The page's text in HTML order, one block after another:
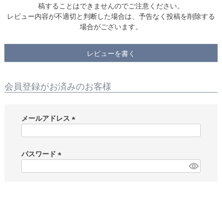
稿することはできませんのでご注意ください。
レビュー内容が不適切と判断した場合は、予告なく投稿を削除する
場合がございます。
レビューを書く
会員登録がお済みのお客様
メールアドレス
)
パスワード